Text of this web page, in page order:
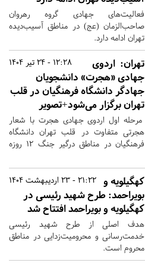
فعالیت‌های جهادی گروه رهروان
صاحب‌الزمان (عج) در مناطق آسیب‌دیده
تهران ادامه دارد.
12:28 - 24 تیر 1404 تهران: اردوی
جهادی «هجرت» دانشجویان
جهادگر دانشگاه فرهنگیان در قلب
تهران برگزار می‌شود+تصویر
مرحله اول اردوی جهادی هجرت با شعار
هجرتی متفاوت در قلب تهران دانشگاه
فرهنگیان در مناطق درگیر جنگ ۱۲ روزه
21:22 - 23 اردیبهشت 1404
کهگیلویه و
بویراحمد: طرح شهید رئیسی در
کهگیلویه و بویراحمد افتتاح شد
هدف اصلی از طرح شهید رئیسی
خدمت‌رسانی و محرومیت‌زدایی در مناطق
محروم است.